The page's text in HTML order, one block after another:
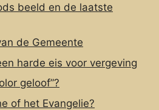
beeld en de laatste
de Gemeente
harde eis voor vergeving
geloof”?
of het Evangelie?